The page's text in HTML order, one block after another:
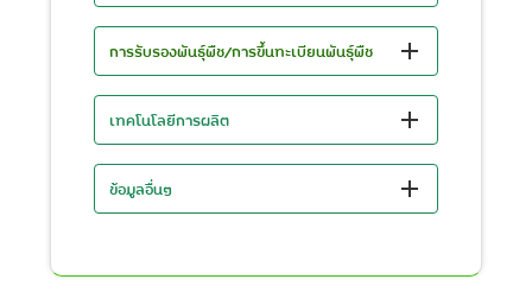
การรับรองพันธุ์พืช/การขึ้นทะเบียนพันธุ์พืช
เทคโนโลยีการผลิต
ข้อมูลอื่นๆ